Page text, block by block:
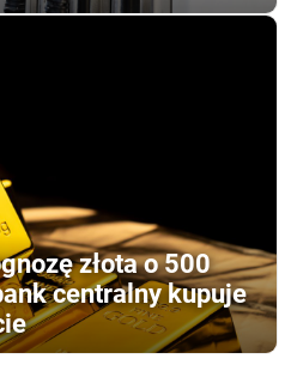
złota o 500
centralny kupuje